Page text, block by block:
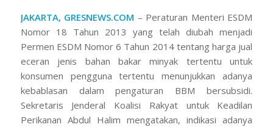
JAKARTA, GRESNEWS.COM – Peraturan Menteri ESDM
Nomor 18 Tahun 2013 yang telah diubah menjadi
Permen ESDM Nomor 6 Tahun 2014 tentang harga jual
eceran jenis bahan bakar minyak tertentu untuk
konsumen pengguna tertentu menunjukkan adanya
kebablasan dalam pengaturan BBM bersubsidi.
Sekretaris Jenderal Koalisi Rakyat untuk Keadilan
Perikanan Abdul Halim mengatakan, indikasi adanya